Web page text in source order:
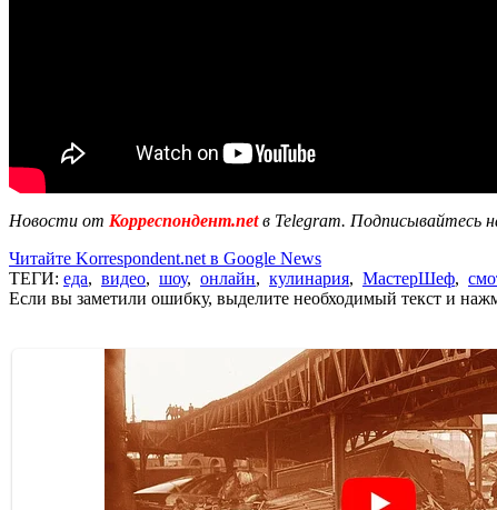
Новости от Корреспондент.netв Telegram. Подписывайтесь
Читайте Korrespondent.net в Google News
ТЕГИ: еда, видео, шоу, онлайн, кулинария, МастерШеф,
Если вы заметили ошибку, выделите необходимый текст и